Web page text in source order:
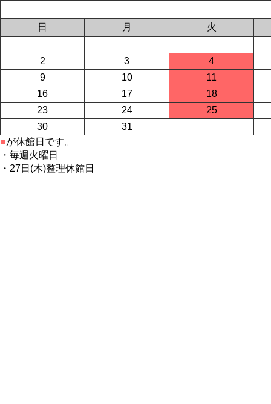
日 月 火
2 3
4
9
10
11
16
17
18
23
24
25
30
31
■が休館日です。
・毎週火曜日
・27日(木)整理休館日